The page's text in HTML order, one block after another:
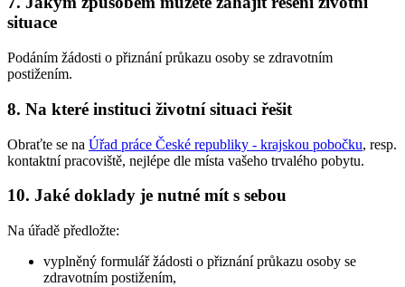
situace
Podáním žádosti o přiznání průkazu osoby se zdravotním
postižením.
8. Na které instituci životní situaci řešit
Obraťte se na Úřad práce České republiky - krajskou pobočku, resp.
kontaktní pracoviště, nejlépe dle místa vašeho trvalého pobytu.
10. Jaké doklady je nutné mít s sebou
Na úřadě předložte:
vyplněný formulář žádosti o přiznání průkazu osoby se
zdravotním postižením,